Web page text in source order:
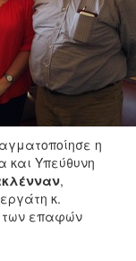
η
και Υπεύθυνη
,
κ.
των επαφών